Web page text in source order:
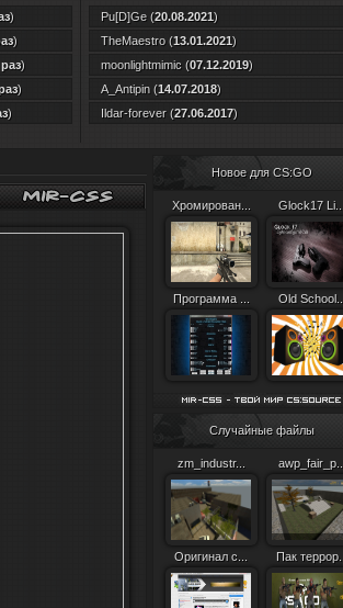
)
)
)
)
)
Pu[D]Ge(20.08.2021)
TheMaestro(13.01.2021)
moonlightmimic(07.12.2019)
A_Antipin(14.07.2018)
Ildar-forever(27.06.2017)
Новое для CS:GO
Хромирован... Glock17 Li...
Программа ... Old School...
Случайные файлы
zm_industr... awp_fair_p...
Оригинал c... Пак террор...